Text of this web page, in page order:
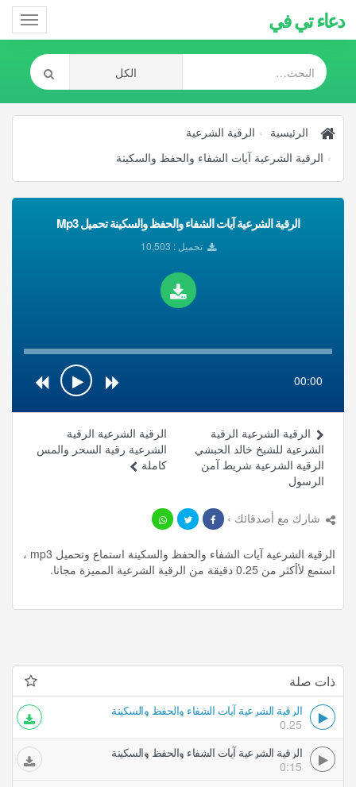
دعاء تي في
الرئيسية
الرقية الشرعية
الرقية الشرعية آيات الشفاء والحفظ والسكينة
الرقية الشرعية آيات الشفاء والحفظ والسكينة تحميل Mp3
تحميل : 10,503
00:00
الرقية الشرعية الرقية
الشرعية رقية السحر والمس
كاملة
الرقية الشرعية الرقية
الشرعية للشيخ خالد الحبشي
الرقية الشرعية شريط آمن
الرسول
شارك مع أصدقائك ›
الرقية الشرعية آيات الشفاء والحفظ والسكينة استماع وتحميل mp3 ،
استمع لأأكثر من 0.25 دقيقة من الرقية الشرعية المميزة مجانا.
ذات صلة
الرقية الشرعية آيات الشفاء والحفظ والسكينة
0.25
الرقية الشرعية آيات الشفاء والحفظ والسكينة
0:15